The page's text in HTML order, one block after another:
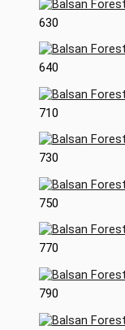
630
640
710
730
750
770
790